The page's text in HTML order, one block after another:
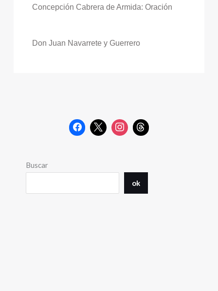
Concepción Cabrera de Armida: Oración
Don Juan Navarrete y Guerrero
Buscar
ok